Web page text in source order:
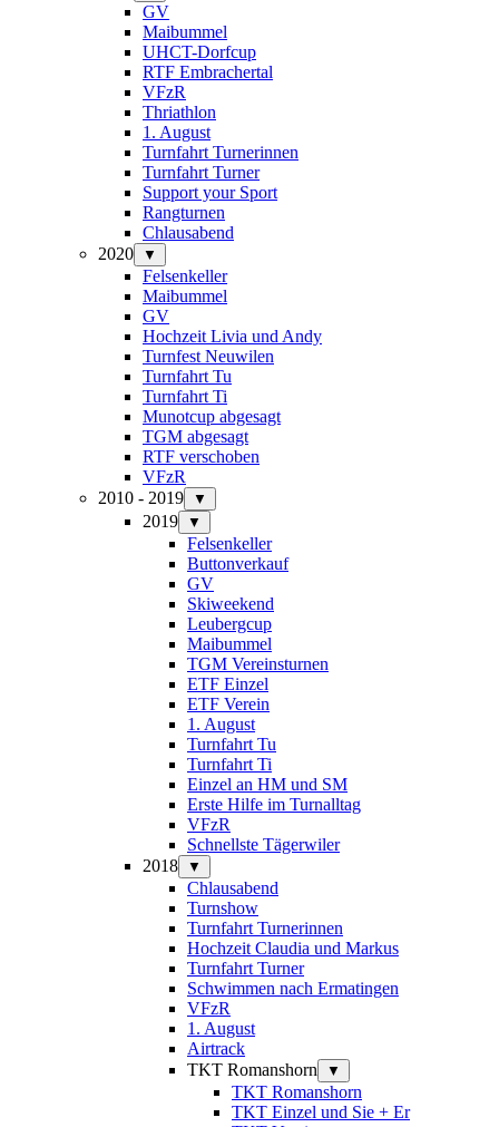
GV
Maibummel
UHCT-Dorfcup
RTF Embrachertal
VFzR
Thriathlon
1. August
Turnfahrt Turnerinnen
Turnfahrt Turner
Support your Sport
Rangturnen
Chlausabend
2020
▼
Felsenkeller
Maibummel
GV
Hochzeit Livia und Andy
Turnfest Neuwilen
Turnfahrt Tu
Turnfahrt Ti
Munotcup abgesagt
TGM abgesagt
RTF verschoben
VFzR
2010 - 2019
▼
2019 ▼
Felsenkeller
Buttonverkauf
GV
Skiweekend
Leubergcup
Maibummel
TGM Vereinsturnen
ETF Einzel
ETF Verein
1. August
Turnfahrt Tu
Turnfahrt Ti
Einzel an HM und SM
Erste Hilfe im Turnalltag
VFzR
Schnellste Tägerwiler
2018
▼
Chlausabend
Turnshow
Turnfahrt Turnerinnen
Hochzeit Claudia und Markus
Turnfahrt Turner
Schwimmen nach Ermatingen
VFzR
1. August
Airtrack
TKT Romanshorn
▼
TKT Romanshorn
TKT Einzel und Sie + Er